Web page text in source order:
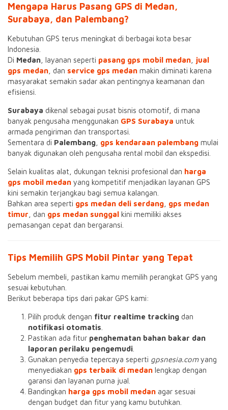
Mengapa Harus Pasang GPS di Medan,
Surabaya, dan Palembang?
Kebutuhan GPS terus meningkat di berbagai kota besar
Indonesia.
Di Medan , layanan seperti pasang gps mobil medan
jual
gps medan , dan service gps medan makin diminati karena
masyarakat semakin sadar akan pentingnya keamanan dan
efisiensi.
Surabaya dikenal sebagai pusat bisnis otomotif, di mana
banyak pengusaha menggunakan GPS Surabaya untuk
armada pengiriman dan transportasi.
Sementara di Palembang gps kendaraan palembang mulai
banyak digunakan oleh pengusaha rental mobil dan ekspedisi.
Selain kualitas alat, dukungan teknisi profesional dan harga
gps mobil medan yang kompetitif menjadikan layanan GPS
kini semakin terjangkau bagi semua kalangan.
Bahkan area seperti gps medan deli serdang gps medan
timur , dan gps medan sunggal kini memiliki akses
pemasangan cepat dan bergaransi.
Tips Memilih GPS Mobil Pintar yang Tepat
Sebelum membeli, pastikan kamu memilih perangkat GPS yang
sesuai kebutuhan.
Berikut beberapa tips dari pakar GPS kami:
Pilih produk dengan fitur realtime tracking dan
notifikasi otomatis
Pastikan ada fitur penghematan bahan bakar dan
laporan perilaku pengemudi
Gunakan penyedia tepercaya seperti gpsnesia.comyang
menyediakan gps terbaik di medan lengkap dengan
garansi dan layanan purna jual.
Bandingkan harga gps mobil medan agar sesuai
dengan budget dan fitur yang kamu butuhkan.